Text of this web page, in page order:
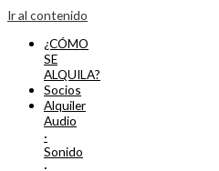
Ir al contenido
¿CÓMO
SE
ALQUILA?
Socios
Alquiler
Audio
·
Sonido
·